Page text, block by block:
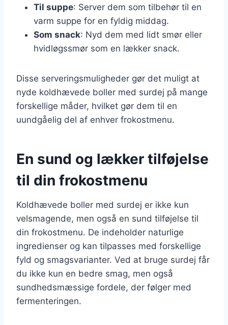
Til suppe: Server dem som tilbehør til en
varm suppe for en fyldig middag.
Som snack: Nyd dem med lidt smør eller
hvidløgssmør som en lækker snack.
Disse serveringsmuligheder gør det muligt at
nyde koldhævede boller med surdej på mange
forskellige måder, hvilket gør dem til en
uundgåelig del af enhver frokostmenu.
En sund og lækker tilføjelse
til din frokostmenu
Koldhævede boller med surdej er ikke kun
velsmagende, men også en sund tilføjelse til
din frokostmenu. De indeholder naturlige
ingredienser og kan tilpasses med forskellige
fyld og smagsvarianter. Ved at bruge surdej får
du ikke kun en bedre smag, men også
sundhedsmæssige fordele, der følger med
fermenteringen.